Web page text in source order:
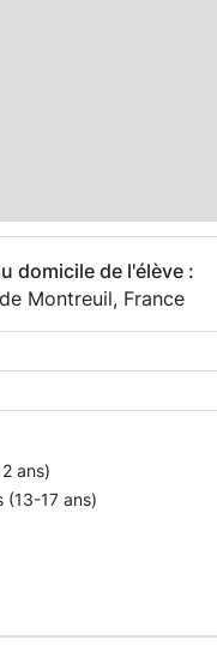
domicile de l'élève :
Montreuil, France
ans)
(13-17 ans)